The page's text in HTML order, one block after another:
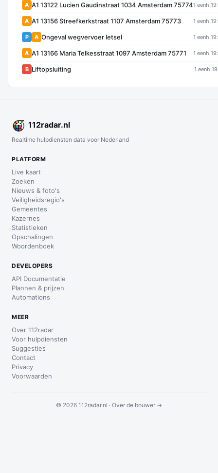
A A1 13122 Lucien Gaudinstraat 1034 Amsterdam 757741 eenh.
A A1 13156 Streefkerkstraat 1107 Amsterdam 75773 1 eenh.
P A Ongeval wegvervoer letsel 1 eenh.
A A1 13166 Maria Telkesstraat 1097 Amsterdam 75771 1 eenh.
B Liftopsluiting 1 eenh.
112radar.nl
Realtime hulpdiensten data voor Nederland
PLATFORM
Live kaart
Zoeken
Nieuws & foto's
Veiligheidsregio's
Gemeentes
Kazernes
Statistieken
Opschalingen
Woordenboek
DEVELOPERS
API Documentatie
Plannen & prijzen
Automations
MEER
Over 112radar
Voor hulpdiensten
Suggesties
Contact
Privacy
Voorwaarden
© 2026 112radar.nl · Over de bouwer →